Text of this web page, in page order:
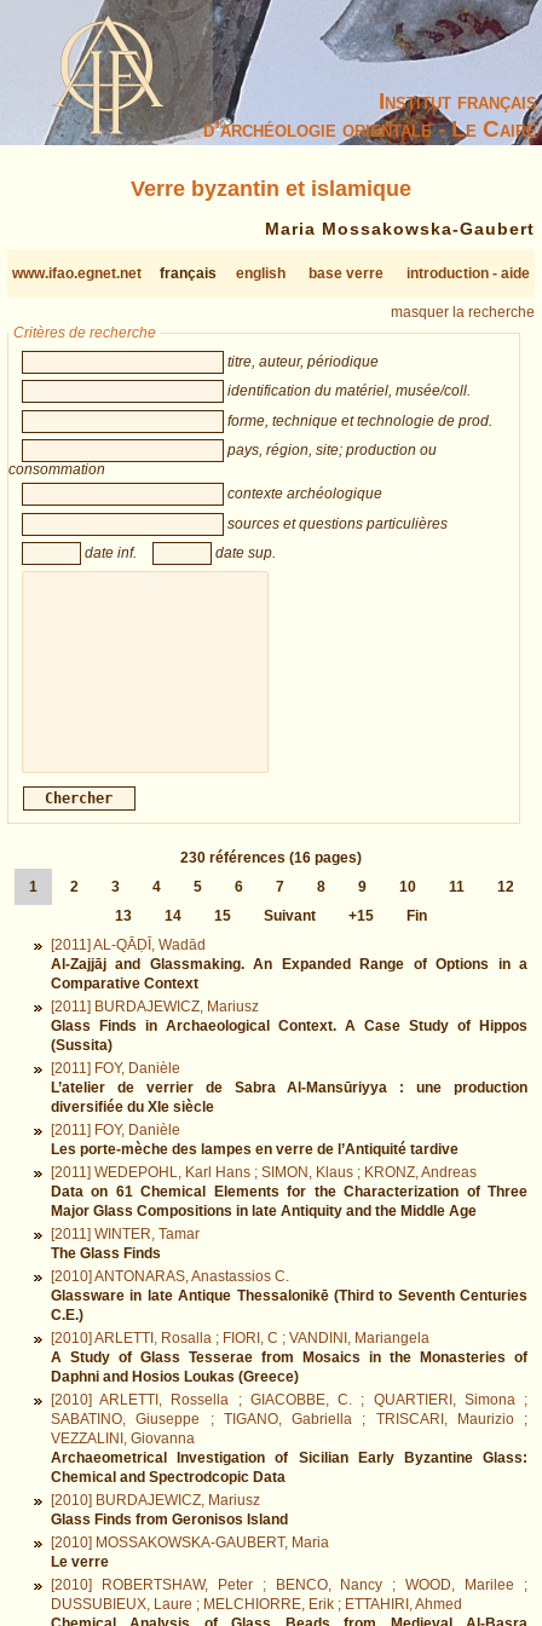
Institut français
d’archéologie orientale - Le Caire
Verre byzantin et islamique
Maria Mossakowska-Gaubert
www.ifao.egnet.net français english base verre introduction - aide
masquer la recherche
Critères de recherche
titre, auteur, périodique
identification du matériel, musée/coll.
forme, technique et technologie de prod.
pays, région, site; production ou
consommation
contexte archéologique
sources et questions particulières
date inf.
date sup.
230 références (16 pages)
1
2 3 4 5 6 7 8 9 10 11
12
13
14 15 Suivant +15
Fin
[2011] AL-QĀḌĪ, Wadād
Al-Zajjāj and Glassmaking. An Expanded Range of Options in a
Comparative Context
[2011] BURDAJEWICZ, Mariusz
Glass Finds in Archaeological Context. A Case Study of Hippos
(Sussita)
[2011] FOY, Danièle
L’atelier de verrier de Sabra Al-Mansūriyya : une production
diversifiée du XIe siècle
[2011] FOY, Danièle
Les porte-mèche des lampes en verre de l’Antiquité tardive
[2011] WEDEPOHL, Karl Hans ; SIMON, Klaus ; KRONZ, Andreas
Data on 61 Chemical Elements for the Characterization of Three
Major Glass Compositions in late Antiquity and the Middle Age
[2011] WINTER, Tamar
The Glass Finds
[2010] ANTONARAS, Anastassios C.
Glassware in late Antique Thessalonikē (Third to Seventh Centuries
C.E.)
[2010] ARLETTI, Rosalla ; FIORI, C ; VANDINI, Mariangela
A Study of Glass Tesserae from Mosaics in the Monasteries of
Daphni and Hosios Loukas (Greece)
[2010] ARLETTI, Rossella ; GIACOBBE, C. ; QUARTIERI, Simona ;
SABATINO, Giuseppe ; TIGANO, Gabriella ; TRISCARI, Maurizio ;
VEZZALINI, Giovanna
Archaeometrical Investigation of Sicilian Early Byzantine Glass:
Chemical and Spectrodcopic Data
[2010] BURDAJEWICZ, Mariusz
Glass Finds from Geronisos Island
[2010] MOSSAKOWSKA-GAUBERT, Maria
Le verre
[2010] ROBERTSHAW, Peter ; BENCO, Nancy ; WOOD, Marilee ;
DUSSUBIEUX, Laure ; MELCHIORRE, Erik ; ETTAHIRI, Ahmed